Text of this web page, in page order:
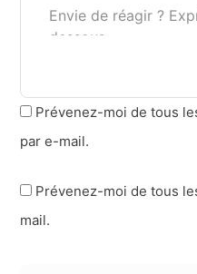
Prévenez-moi de tous
par e-mail.
Prévenez-moi de tous
mail.